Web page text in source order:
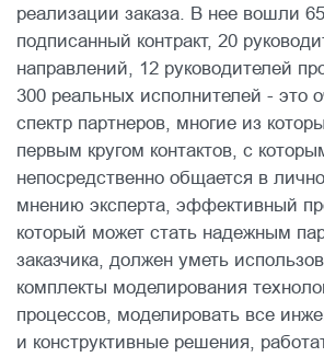
реализации заказа. В нее вошли
подписанный контракт, 20
направлений, 12 руководителей
300 реальных исполнителей - это
спектр партнеров, многие из
первым кругом контактов, с
непосредственно общается в
мнению эксперта, эффективный
который может стать надежным
заказчика, должен уметь
комплекты моделирования
процессов, моделировать все
и конструктивные решения,